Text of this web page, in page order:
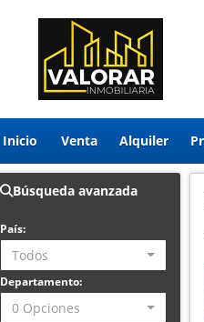
Inicio Venta Alquiler
Búsqueda avanzada
País:
Todos
Departamento:
0 Opciones